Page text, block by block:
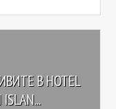
В HOTEL